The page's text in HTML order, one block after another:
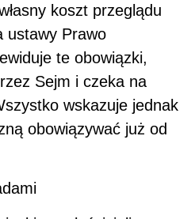
koszt przeglądu
ustawy Prawo
te obowiązki,
Sejm i czeka na
wskazuje jednak
obowiązywać już od